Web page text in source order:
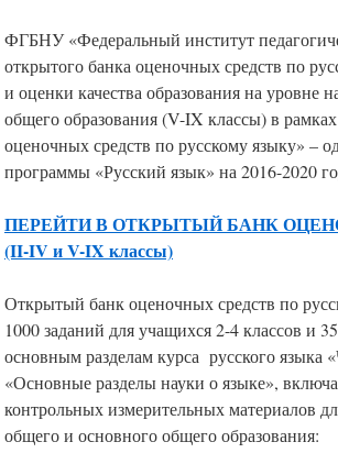
ФГБНУ «Федеральный институт
открытого банка оценочных средств по
и оценки качества образования на
общего образования (V-IX классы) в
оценочных средств по русскому языку» –
программы «Русский язык» на 2016-2020
ПЕРЕЙТИ В ОТКРЫТЫЙ БАНК
(II-IV и V-IX классы)
Открытый банк оценочных средств по
1000 заданий для учащихся 2-4 классов и
основным разделам курса русского
«Основные разделы науки о языке»,
контрольных измерительных материалов
общего и основного общего образования: